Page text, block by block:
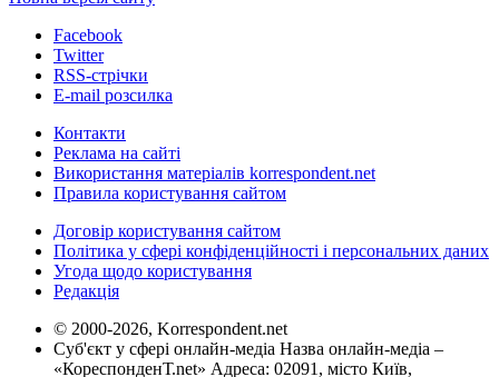
Facebook
Twitter
RSS-стрічки
E-mail розсилка
Контакти
Реклама на сайті
Використання матеріалів korrespondent.net
Правила користування сайтом
Договір користування сайтом
Політика у сфері конфіденційності і персональних даних
Угода щодо користування
Редакція
© 2000-2026, Korrespondent.net
Суб'єкт у сфері онлайн-медіа Назва онлайн-медіа –
«КореспонденТ.net» Адреса: 02091, місто Київ,